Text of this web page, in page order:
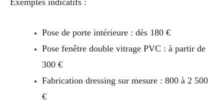
Exemples indicatifs :
Pose de porte intérieure : dès 180 €
Pose fenêtre double vitrage PVC : à partir de
300 €
Fabrication dressing sur mesure : 800 à 2 500
€